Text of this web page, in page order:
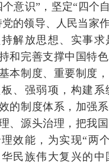
意识”，坚定“四个
的领导、人民当家
解放思想、实事求
和完善支撑中国特
本制度、重要制度
、强弱项，构建系
的制度体系，加强
、源头治理，把我
效能，为实现“两
民族伟大复兴的中